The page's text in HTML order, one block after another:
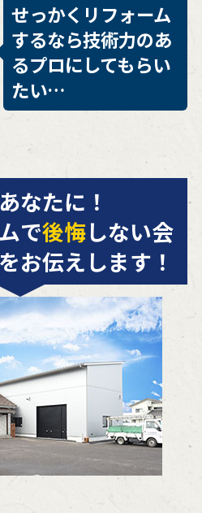
せっかくリフォーム
するなら技術力のあ
るプロにしてもらい
たい…
なたに！
で後悔しない会
お伝えします！